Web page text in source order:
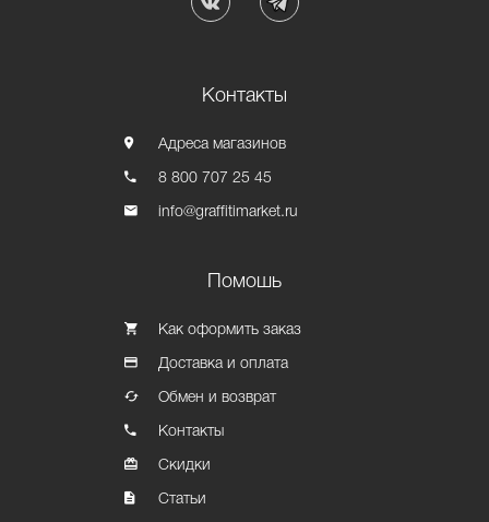
Контакты
Адреса магазинов
8 800 707 25 45
info@graffitimarket.ru
Помошь
Как оформить заказ
Доставка и оплата
Обмен и возврат
Контакты
Скидки
Статьи